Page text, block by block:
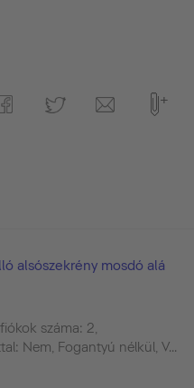
alsószekrény mosdó alá
száma: 2,
Nem, Fogantyú nélkül, V...